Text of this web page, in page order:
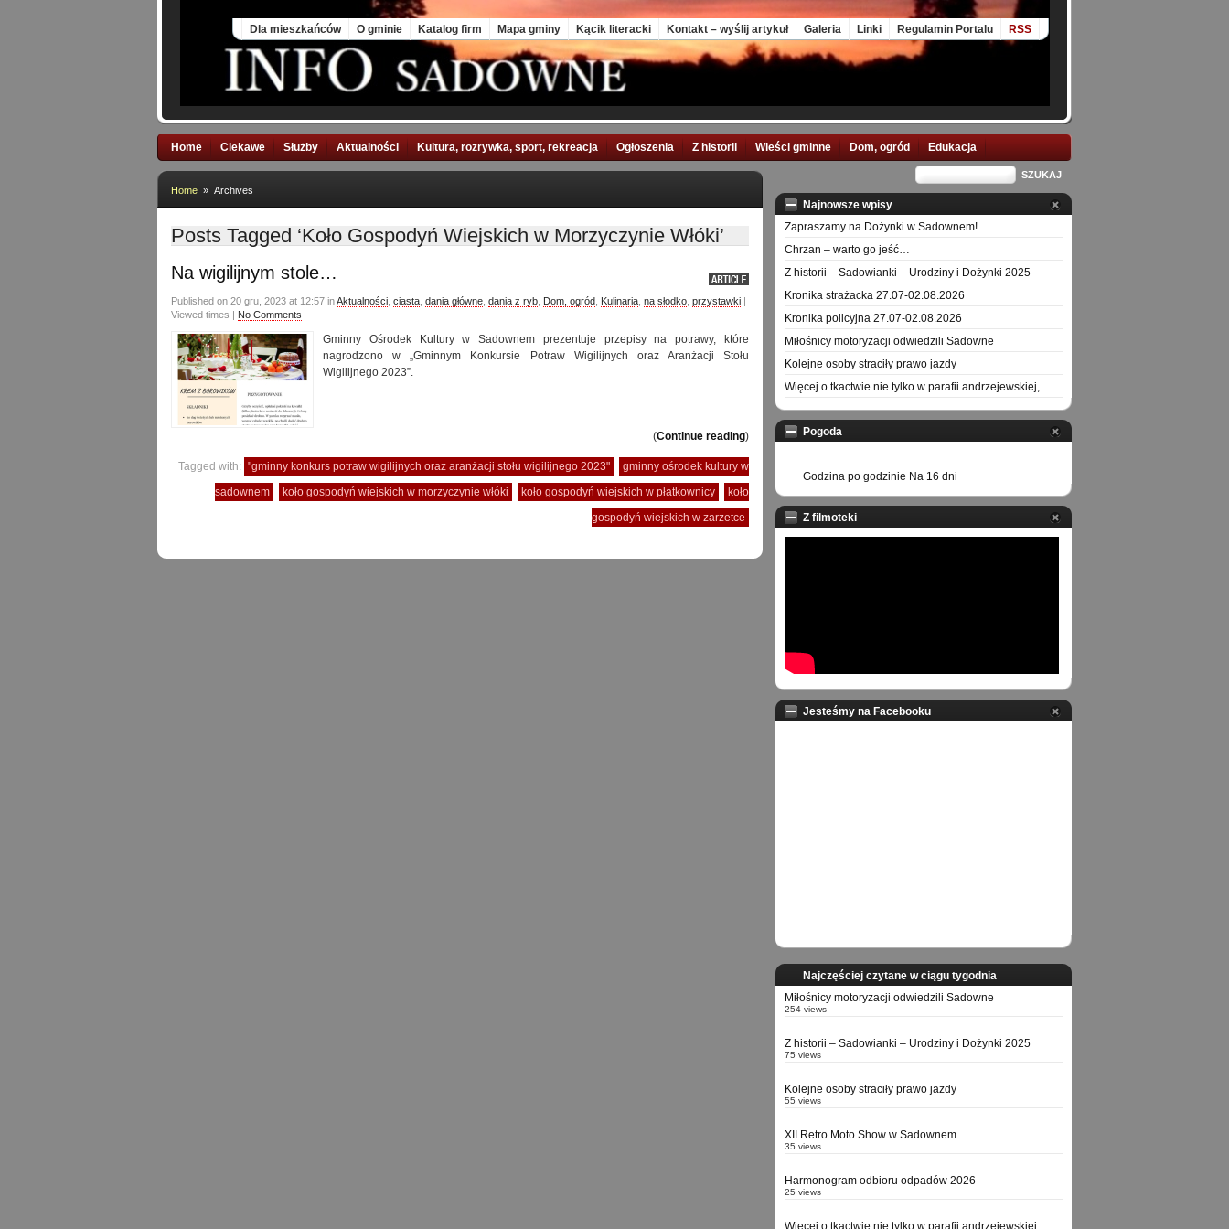
Dla mieszkańców O gminie Katalog firm Mapa gminy Kącik literacki Kontakt – wyślij artykuł Galeria Linki Regulamin Portalu RSS
Home Ciekawe Służby Aktualności Kultura, rozrywka, sport, rekreacja Ogłoszenia Z historii Wieści gminne Dom, ogród Edukacja
Home » Archives
Posts Tagged ‘Koło Gospodyń Wiejskich w Morzyczynie Włóki’
Na wigilijnym stole…
Published on 20 gru, 2023 at 12:57 inAktualności ciasta dania główne dania z ryb Dom, ogród Kulinaria na słodko przystawki |
Viewed times | No Comments
Gminny Ośrodek Kultury w Sadownem prezentuje przepisy na potrawy, które
nagrodzono w „Gminnym Konkursie Potraw Wigilijnych oraz Aranżacji Stołu
Wigilijnego 2023”.
(Continue reading)
Tagged with: "gminny konkurs potraw wigilijnych oraz aranżacji stołu wigilijnego 2023"
gminny ośrodek kultury w
sadownem
koło gospodyń wiejskich w morzyczynie włóki koło gospodyń wiejskich w płatkownicy
koło
gospodyń wiejskich w zarzetce
Najnowsze wpisy
Zapraszamy na Dożynki w Sadownem!
Chrzan – warto go jeść…
Z historii – Sadowianki – Urodziny i Dożynki 2025
Kronika strażacka 27.07-02.08.2026
Kronika policyjna 27.07-02.08.2026
Miłośnicy motoryzacji odwiedzili Sadowne
Kolejne osoby straciły prawo jazdy
Więcej o tkactwie nie tylko w parafii andrzejewskiej,
Pogoda
Godzina po godzinie Na 16 dni
Z filmoteki
Jesteśmy na Facebooku
Najczęściej czytane w ciągu tygodnia
Miłośnicy motoryzacji odwiedzili Sadowne
254 views
Z historii – Sadowianki – Urodziny i Dożynki 2025
75 views
Kolejne osoby straciły prawo jazdy
55 views
XII Retro Moto Show w Sadownem
35 views
Harmonogram odbioru odpadów 2026
25 views
Więcej o tkactwie nie tylko w parafii andrzejewskiej,